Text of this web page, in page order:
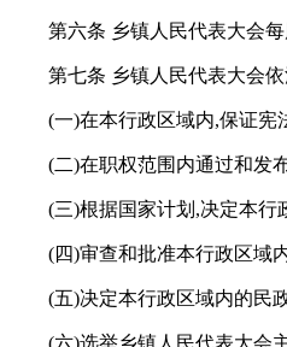
第六条 乡镇人民代表大会
第七条 乡镇人民代表大会
(一)在本行政区域内,保证宪
(二)在职权范围内通过和发
(三)根据国家计划,决定本行
(四)审查和批准本行政区域
(五)决定本行政区域内的民
(六)选举乡镇人民代表大会